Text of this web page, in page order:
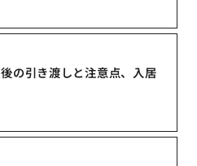
の引き渡しと注意点、入居